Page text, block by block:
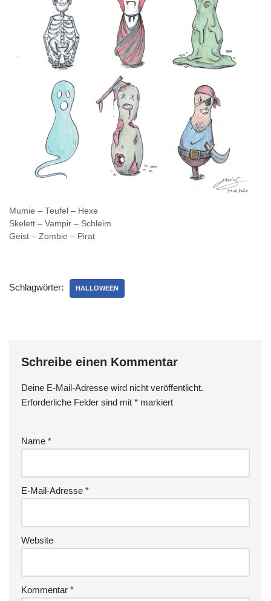
Mumie – Teufel – Hexe
Skelett – Vampir – Schleim
Geist – Zombie – Pirat
Schlagwörter: HALLOWEEN
Schreibe einen Kommentar
Deine E-Mail-Adresse wird nicht veröffentlicht.
Erforderliche Felder sind mit * markiert
Name *
E-Mail-Adresse *
Website
Kommentar *